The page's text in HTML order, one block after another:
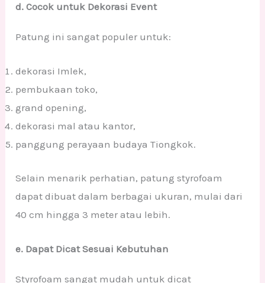
d. Cocok untuk Dekorasi Event
Patung ini sangat populer untuk:
dekorasi Imlek,
pembukaan toko,
grand opening,
dekorasi mal atau kantor,
panggung perayaan budaya Tiongkok.
Selain menarik perhatian, patung styrofoam
dapat dibuat dalam berbagai ukuran, mulai dari
40 cm hingga 3 meter atau lebih.
e. Dapat Dicat Sesuai Kebutuhan
Styrofoam sangat mudah untuk dicat